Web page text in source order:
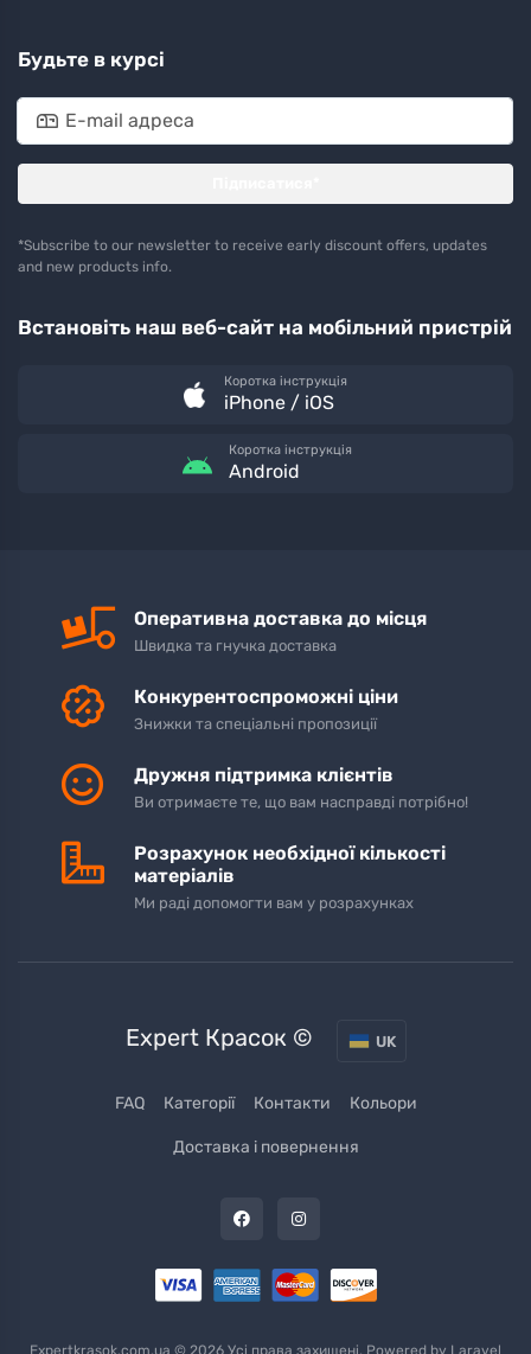
Будьте в курсі
*Subscribe to our newsletter to receive early discount offers, updates
and new products info.
Встановіть наш веб-сайт на мобільний пристрій
Коротка інструкція
iPhone / iOS
Коротка інструкція
Android
Оперативна доставка до місця
Швидка та гнучка доставка
Конкурентоспроможні ціни
Знижки та спеціальні пропозиції
Дружня підтримка клієнтів
Ви отримаєте те, що вам насправді потрібно!
Розрахунок необхідної кількості
матеріалів
Ми раді допомогти вам у розрахунках
Expert Красок © UK
FAQ Категорії Контакти Кольори
Доставка і повернення
Expertkrasok.com.ua © 2026 Усі права захищені. Powered by Laravel